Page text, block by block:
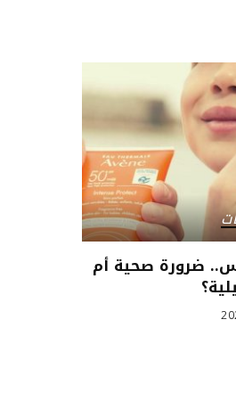
ضرورة صحية أم